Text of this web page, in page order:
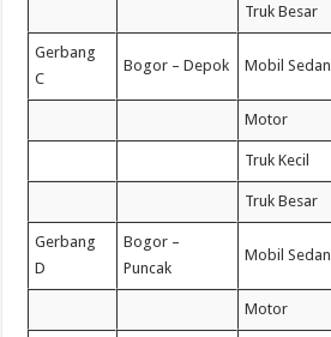
Truk Besar
Gerbang
C
Bogor – Depok Mobil Sedan
Motor
Truk Kecil
Truk Besar
Gerbang
D
Bogor –
Puncak
Mobil Sedan
Motor